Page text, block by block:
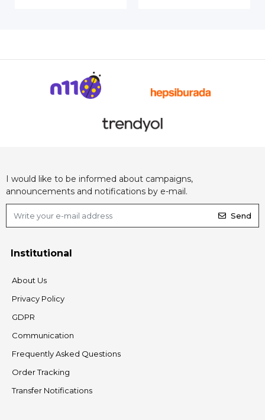
I would like to be informed about campaigns,
announcements and notifications by e-mail.
Send
Institutional
About Us
Privacy Policy
GDPR
Communication
Frequently Asked Questions
Order Tracking
Transfer Notifications